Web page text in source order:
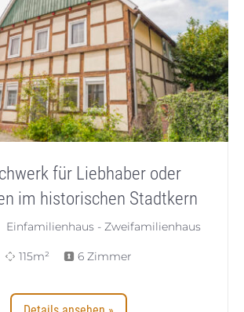
für Liebhaber oder
im historischen Stadtkern
- Zweifamilienhaus
115m² 6 Zimmer